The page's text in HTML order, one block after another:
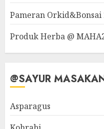
Pameran Orkid&Bonsai
Produk Herba @
@SAYUR
Asparagus